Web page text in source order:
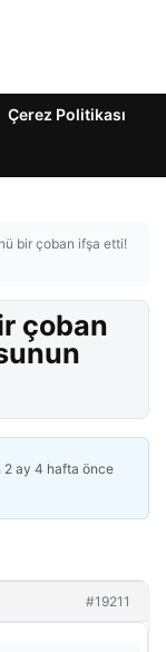
Çerez Politikası
bir çoban ifşa etti!
çoban
2 ay 4 hafta önce
#19211